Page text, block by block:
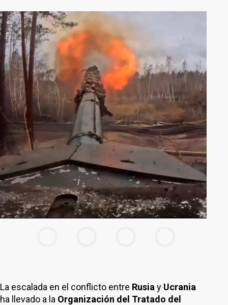
La escalada en el conflicto entre Rusia y Ucrania
ha llevado a la Organización del Tratado del